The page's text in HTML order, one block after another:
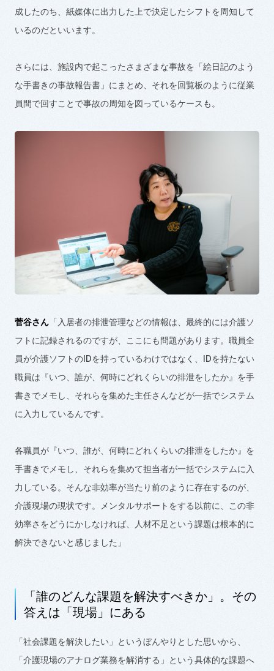
成したのち、紙媒体に出力した上で決定したシフトを周知して
いるのだといいます。
さらには、施設内で起こったさまざまな事故を「絵日記のよう
な手書きの事故報告書」にまとめ、それを回覧板のように従業
員間で回すことで事故の周知を図っているケースも。
菅谷さん「入居者の排泄管理などの情報は、最終的には介護ソ
フトに記録されるのですが、ここにも問題があります。職員全
員が介護ソフトのIDを持っているわけではなく、 IDを持たない
職員は 『いつ、誰が、何時にどれくらいの排泄をしたか』を手
書きでメモし、それらを集めた主任さんなどが一括でシステム
に入力している んです。
各職員が『いつ、誰が、何時にどれくらいの排泄をしたか』を
手書きでメモし、それらを集めて担当者が一括でシステムに入
力している。そんな非効率が当たり前のように存在するのが、
介護現場の現状です。メンタルサポートをする以前に、この非
効率さをどうにかしなければ、人材不足という課題は根本的に
解決できないと感じました」
「誰のどんな課題を解決すべきか」。その
答えは「現場」にある
「社会課題を解決したい」というぼんやりとした思いから、
「介護現場のアナログ業務を解消する」という具体的な課題へ